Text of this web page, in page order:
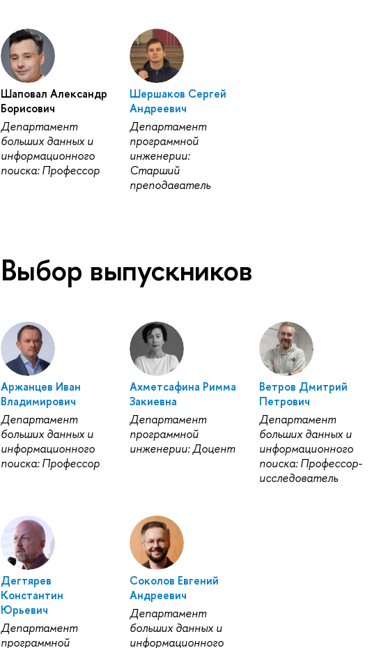
Шаповал Александр
Борисович
Департамент
больших данных и
информационного
поиска: Профессор
Шершаков Сергей
Андреевич
Департамент
программной
инженерии:
Старший
преподаватель
Выбор выпускников
Аржанцев Иван
Владимирович
Департамент
больших данных и
информационного
поиска: Профессор
Ахметсафина Римма
Закиевна
Департамент
программной
инженерии: Доцент
Ветров Дмитрий
Петрович
Департамент
больших данных и
информационного
поиска: Профессор-
исследователь
Дегтярев
Константин
Юрьевич
Департамент
программной
Соколов Евгений
Андреевич
Департамент
больших данных и
информационного